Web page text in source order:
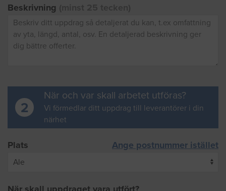
Beskrivning
2
När och var skall arbetet utföras?
Vi förmedlar ditt uppdrag till leverantörer i din
närhet
Plats Ange postnummer istället